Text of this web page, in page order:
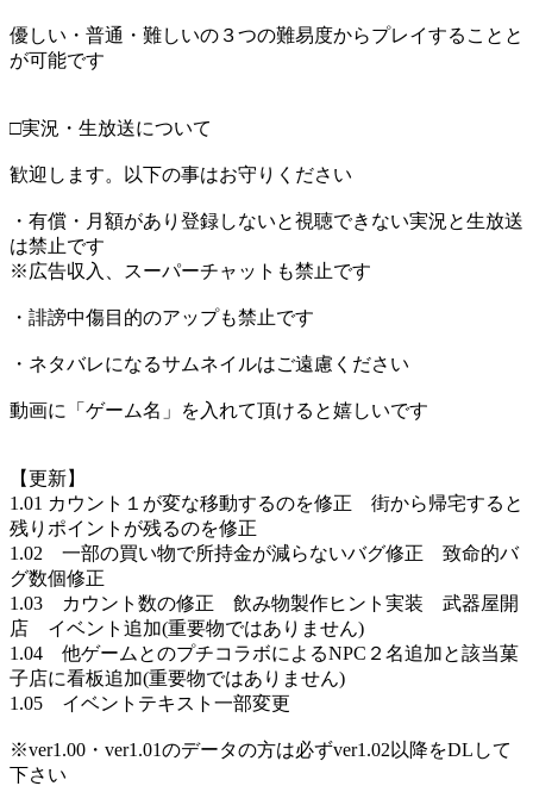
優しい・普通・難しいの３つの難易度からプレイすることと
が可能です
□実況・生放送について
歓迎します。以下の事はお守りください
・有償・月額があり登録しないと視聴できない実況と生放送
は禁止です
※広告収入、スーパーチャットも禁止です
・誹謗中傷目的のアップも禁止です
・ネタバレになるサムネイルはご遠慮ください
動画に「ゲーム名」を入れて頂けると嬉しいです
【更新】
1.01 カウント１が変な移動するのを修正 街から帰宅すると
残りポイントが残るのを修正
1.02 一部の買い物で所持金が減らないバグ修正 致命的バ
グ数個修正
1.03 カウント数の修正 飲み物製作ヒント実装 武器屋開
店 イベント追加(重要物ではありません)
1.04 他ゲームとのプチコラボによるNPC２名追加と該当菓
子店に看板追加(重要物ではありません)
1.05 イベントテキスト一部変更
※ver1.00・ver1.01のデータの方は必ずver1.02以降をDLして
下さい